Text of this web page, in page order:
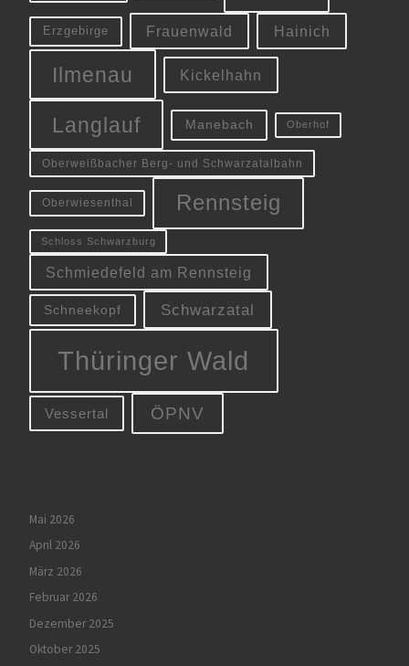
Erzgebirge Frauenwald Hainich
Ilmenau Kickelhahn
Langlauf Manebach Oberhof
Oberweißbacher Berg- und Schwarzatalbahn
Oberwiesenthal Rennsteig
Schloss Schwarzburg
Schmiedefeld am Rennsteig
Schneekopf Schwarzatal
Thüringer Wald
Vessertal ÖPNV
Mai 2026
April 2026
März 2026
Februar 2026
Dezember 2025
Oktober 2025